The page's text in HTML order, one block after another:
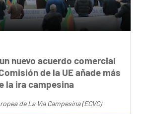
nuevo acuerdo comercial
de la UE añade más
la ira campesina
de La Vía Campesina (ECVC)